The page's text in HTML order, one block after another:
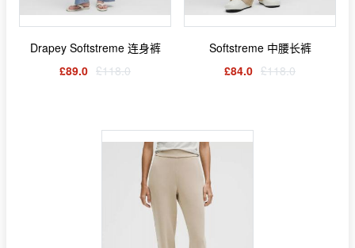
Drapey Softstreme 连身裤
£89.0 £118.0
Softstreme 中腰长裤
£84.0 £118.0